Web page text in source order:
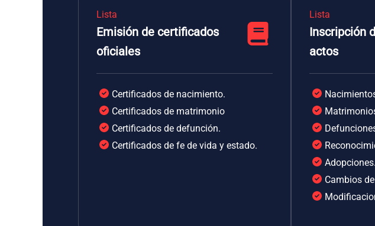
Lista
Emisión de certificados
oficiales
Certificados de nacimiento.
Certificados de matrimonio
Certificados de defunción.
Certificados de fe de vida y estado.
Lista
Inscripción
actos
Adopciones.
Cambios